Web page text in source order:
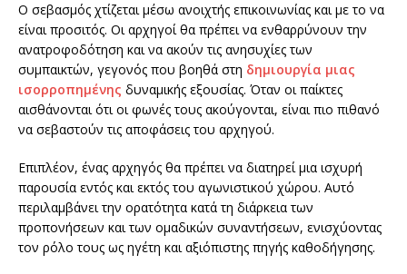
Ο σεβασμός χτίζεται μέσω ανοιχτής επικοινωνίας και με το να
είναι προσιτός. Οι αρχηγοί θα πρέπει να ενθαρρύνουν την
ανατροφοδότηση και να ακούν τις ανησυχίες των
συμπαικτών, γεγονός που βοηθά στη δημιουργία μιας
ισορροπημένης δυναμικής εξουσίας. Όταν οι παίκτες
αισθάνονται ότι οι φωνές τους ακούγονται, είναι πιο πιθανό
να σεβαστούν τις αποφάσεις του αρχηγού.
Επιπλέον, ένας αρχηγός θα πρέπει να διατηρεί μια ισχυρή
παρουσία εντός και εκτός του αγωνιστικού χώρου. Αυτό
περιλαμβάνει την ορατότητα κατά τη διάρκεια των
προπονήσεων και των ομαδικών συναντήσεων, ενισχύοντας
τον ρόλο τους ως ηγέτη και αξιόπιστης πηγής καθοδήγησης.